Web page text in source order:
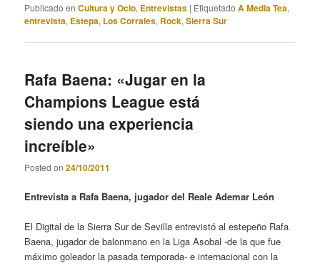
Publicado en Cultura y Ocio, Entrevistas | Etiquetado A Media Tea,
entrevista, Estepa, Los Corrales, Rock,Sierra Sur
Rafa Baena: «Jugar en la
Champions League está
siendo una experiencia
increíble»
Posted on24/10/2011
Entrevista a Rafa Baena, jugador del Reale Ademar León
El Digital de la Sierra Sur de Sevilla entrevistó al estepeño Rafa
Baena, jugador de balonmano en la Liga Asobal -de la que fue
máximo goleador la pasada temporada- e internacional con la